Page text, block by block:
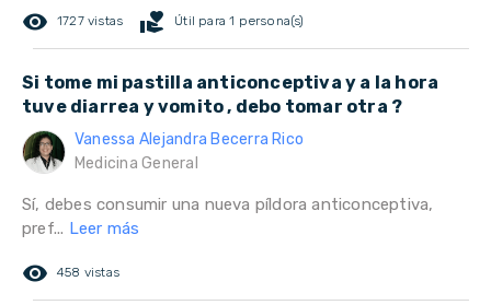
remove_red_eye 1727 vistas volunteer_activism Útil para 1 persona(s)
Si tome mi pastilla anticonceptiva y a la hora
tuve diarrea y vomito , debo tomar otra ?
Vanessa Alejandra Becerra Rico
Medicina General
Sí, debes consumir una nueva píldora anticonceptiva,
pref... Leer más
remove_red_eye 458 vistas